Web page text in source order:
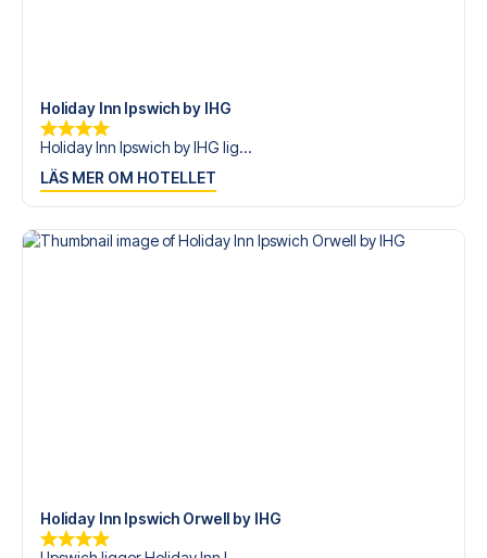
Holiday Inn Ipswich by IHG
Holiday Inn Ipswich by IHG lig...
LÄS MER OM HOTELLET
Holiday Inn Ipswich Orwell by IHG